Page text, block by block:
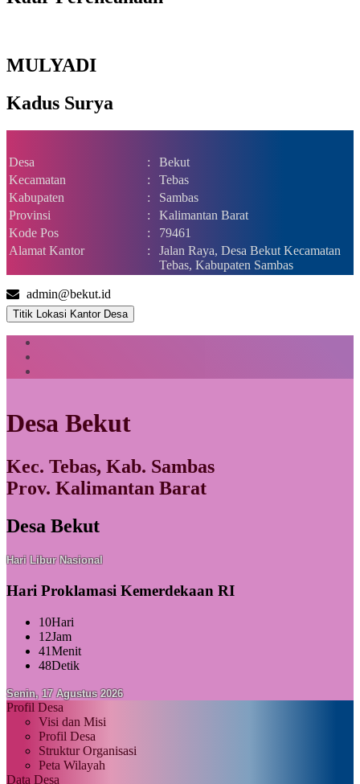
MULYADI
Kadus Surya
Desa :
Bekut
Kecamatan
:
Tebas
Kabupaten
:
Sambas
Provinsi
:
Kalimantan Barat
Kode Pos
:
79461
Alamat Kantor
:
Jalan Raya, Desa Bekut Kecamatan
Tebas, Kabupaten Sambas
admin@bekut.id
Titik Lokasi Kantor Desa
Desa Bekut
Kec. Tebas, Kab. Sambas
Prov. Kalimantan Barat
Desa Bekut
Hari Libur Nasional
Hari Proklamasi Kemerdekaan RI
10Hari
12Jam
41Menit
47Detik
Senin, 17 Agustus 2026
Profil Desa
Visi dan Misi
Profil Desa
Struktur Organisasi
Peta Wilayah
Data Desa